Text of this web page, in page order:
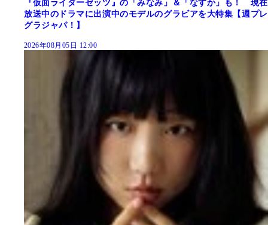
『仮面ライダーゼッツ』の「みなみ」＆「なすか」も！ 現在
放送中のドラマに出演中のモデルのグラビアを大特集【週プレ
グラジャパ！】
2026年08月05日 12:00